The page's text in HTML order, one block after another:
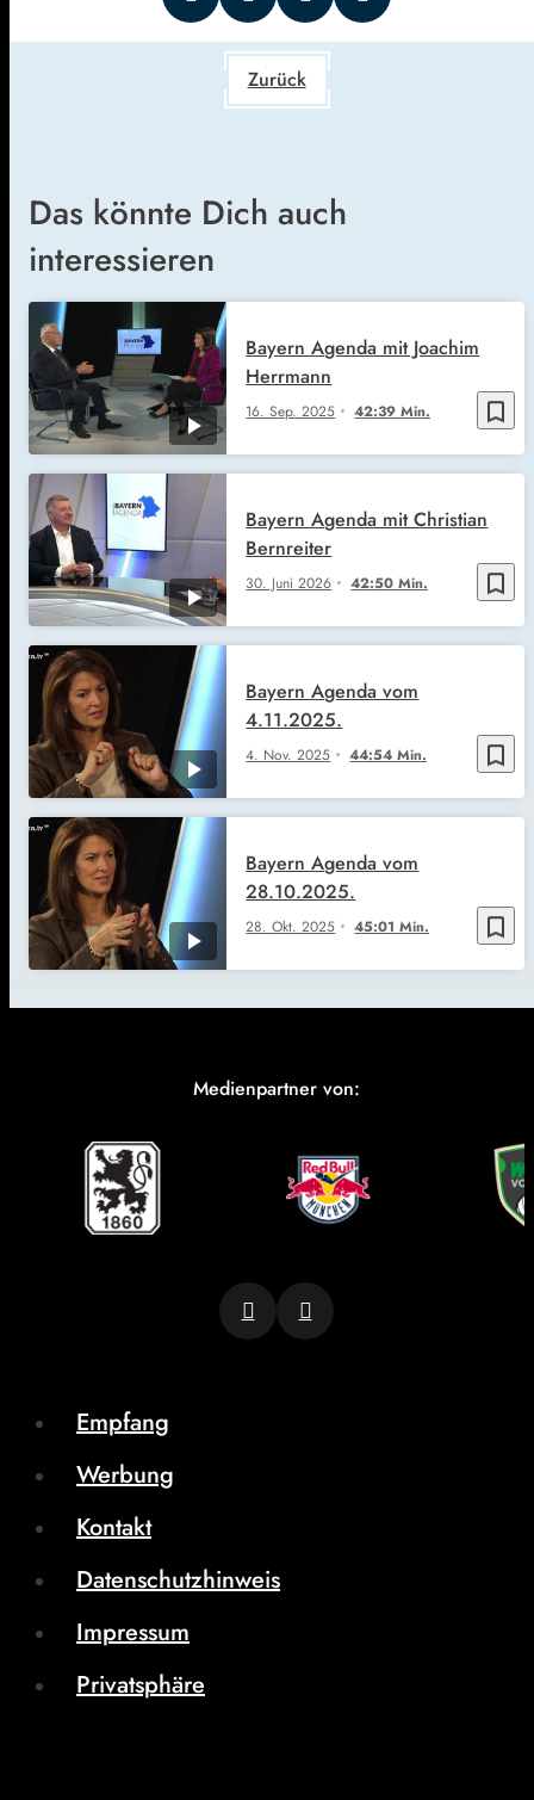
Zurück
Das könnte Dich auch
interessieren
bookmark_border
16. Sep. 2025 42:39 Min.
Bayern Agenda mit Joachim
Herrmann
bookmark_border
30. Juni 2026 42:50 Min.
Bayern Agenda mit Christian
Bernreiter
bookmark_border
4. Nov. 2025 44:54 Min.
Bayern Agenda vom
4.11.2025.
bookmark_border
28. Okt. 2025 45:01 Min.
Bayern Agenda vom
28.10.2025.
Medienpartner von:
Empfang
Werbung
Kontakt
Datenschutzhinweis
Impressum
Privatsphäre